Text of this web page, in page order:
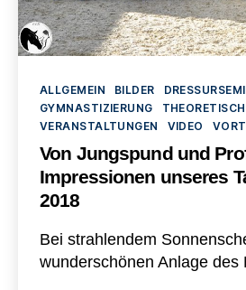
Kategorien
ALLGEMEIN BILDER
GYMNASTIZIERUNG
VERANSTALTUNGEN
VIDEO
Von Jungspund und
Impressionen unseres
2018
Bei strahlendem
wunderschönen Anlage